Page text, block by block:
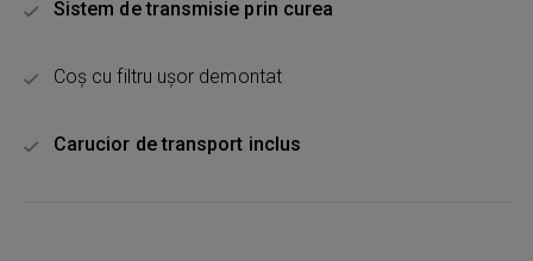
Sistem de transmisie prin curea
Coș cu filtru ușor demontat
Carucior de transport inclus